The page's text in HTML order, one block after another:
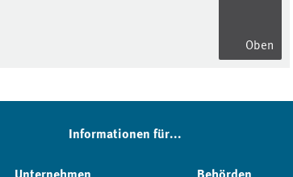
Oben
Informationen für...